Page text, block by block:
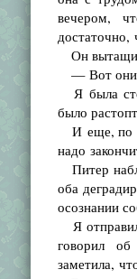
вечером,
достаточно,
Он
— Вот они.
Я была
было
И еще, по
надо
Питер
оба
осознании
Я
говорил
заметила,